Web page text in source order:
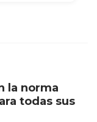
la norma
todas sus